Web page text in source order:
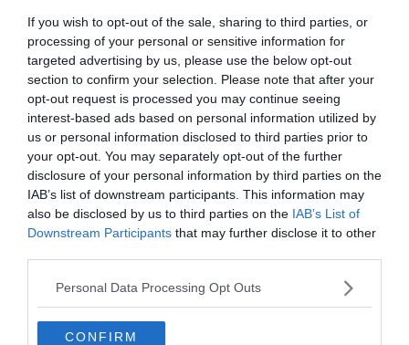
If you wish to opt-out of the sale, sharing to third parties, or
processing of your personal or sensitive information for
targeted advertising by us, please use the below opt-out
section to confirm your selection. Please note that after your
opt-out request is processed you may continue seeing
interest-based ads based on personal information utilized by
us or personal information disclosed to third parties prior to
your opt-out. You may separately opt-out of the further
disclosure of your personal information by third parties on the
IAB’s list of downstream participants. This information may
also be disclosed by us to third parties on the IAB’s List of
Downstream Participants that may further disclose it to other
Personal Data Processing Opt Outs
CONFIRM
I più letti
Escursione tragica in val di Non, Cles
piange “Gianni” Flaim
Molina di Ledro, Roberto Zendri: una
vita fra zootecnia e impegno sociale
Schianto in Tirolo, è fuori pericolo il
Clima, protesta a Trento: «Questo caldo
è una scelta politica»